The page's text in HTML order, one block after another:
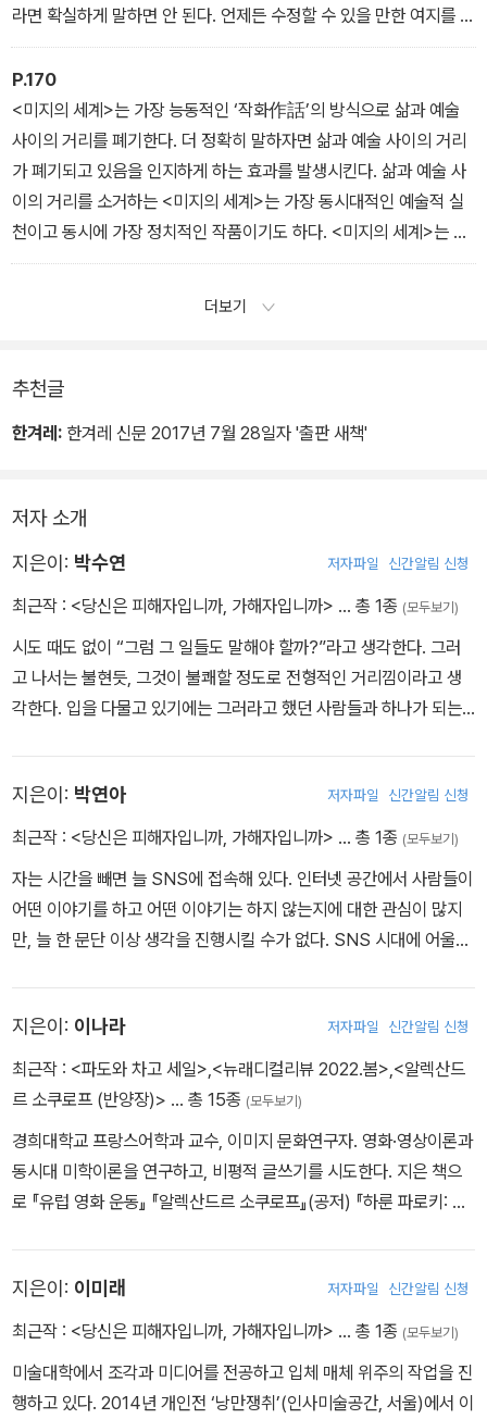
라면 확실하게 말하면 안 된다. 언제든 수정할 수 있을 만한 여지를 두
어야 한다. 나는 트위터에서 쏟아지는 이야기를 보며 내 안에서 쉽게
미지를 버렸다. 사람들이 “이것은 정치적으로 올바르지 않습니다!”라
고 외칠 때를 대비해 남겨 둔 공간을 이용해서 미지를 내 안에서 쉽게
버렸다.
- 너는 누구의 편이냐고 물으신다면
P.170
<미지의 세계>는 가장 능동적인 ‘작화作話’의 방식으로 삶과 예술
사이의 거리를 폐기한다. 더 정확히 말하자면 삶과 예술 사이의 거리
가 폐기되고 있음을 인지하게 하는 효과를 발생시킨다. 삶과 예술 사
이의 거리를 소거하는 <미지의 세계>는 가장 동시대적인 예술적 실
천이고 동시에 가장 정치적인 작품이기도 하다. <미지의 세계>는 무
엇보다 뛰어난 방식으로 ‘말과 침묵의 정돈된 분할’을 문제 삼는 작품
- 오해의 세계
더보기
추천글
한겨레: 한겨레 신문 2017년 7월 28일자 '출판 새책'
저자 소개
지은이: 박수연 저자파일 신간알림 신청
최근작 : <당신은 피해자입니까, 가해자입니까> … 총 1종 (모두보기)
시도 때도 없이 “그럼 그 일들도 말해야 할까?”라고 생각한다. 그러
고 나서는 불현듯, 그것이 불쾌할 정도로 전형적인 거리낌이라고 생
각한다. 입을 다물고 있기에는 그러라고 했던 사람들과 하나가 되는
있으며 내일도 다행히 시시하게 살 것이다.
지은이: 박연아 저자파일 신간알림 신청
최근작 : <당신은 피해자입니까, 가해자입니까> … 총 1종 (모두보기)
자는 시간을 빼면 늘 SNS에 접속해 있다. 인터넷 공간에서 사람들이
어떤 이야기를 하고 어떤 이야기는 하지 않는지에 대한 관심이 많지
만, 늘 한 문단 이상 생각을 진행시킬 수가 없다. SNS 시대에 어울리
지은이: 이나라 저자파일 신간알림 신청
최근작 : <파도와 차고 세일> <뉴래디컬리뷰 2022.봄> <알렉산드
르 소쿠로프 (반양장)> … 총 15종 (모두보기)
경희대학교 프랑스어학과 교수, 이미지 문화연구자. 영화·영상이론과
동시대 미학이론을 연구하고, 비평적 글쓰기를 시도한다. 지은 책으
로 『유럽 영화 운동』 『알렉산드르 소쿠로프』(공저) 『하룬 파로키: 우
사람』 등이 있다.
지은이: 이미래 저자파일 신간알림 신청
최근작 : <당신은 피해자입니까, 가해자입니까> … 총 1종 (모두보기)
미술대학에서 조각과 미디어를 전공하고 입체 매체 위주의 작업을 진
행하고 있다. 2014년 개인전 ‘낭만쟁취’(인사미술공간, 서울)에서 이